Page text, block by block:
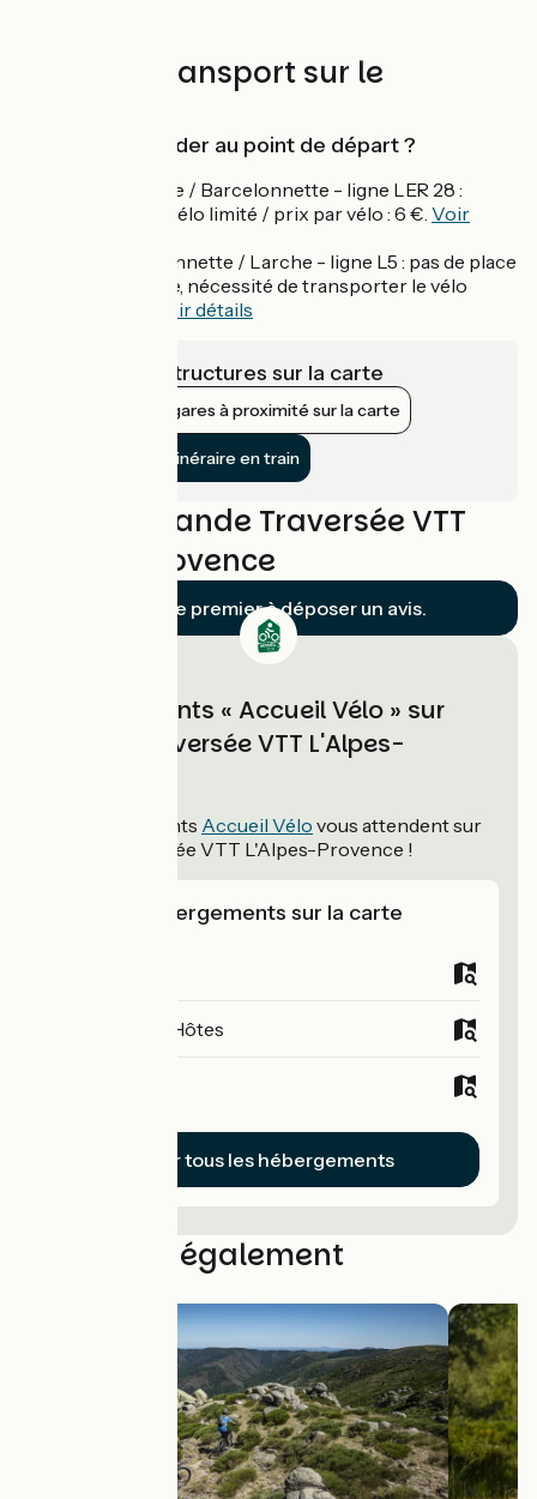
Trains et transport sur le
Comment accéder au point de départ ?
Bus Marseille / Barcelonnette - ligne LER 28 :
nombre de vélo limité / prix par vélo : 6 €. Voir
Bus Barcelonnette / Larche - ligne L5 : pas de place
vélo garantie, nécessité de transporter le vélo
Voir détails
Voir les infrastructures sur la carte
Afficher les gares à proximité sur la carte
Rejoindre l’itinéraire en train
Avis sur Grande Traversée VTT
L'Alpes-Provence
Soyez le premier à déposer un avis.
Hébergements « Accueil Vélo » sur
Grande Traversée VTT L'Alpes-
hébergements Accueil Vélo vous attendent sur
Grande Traversée VTT L'Alpes-Provence !
Voir les hébergements sur la carte
Chambres d'Hôtes
Voir tous les hébergements
Découvrez également